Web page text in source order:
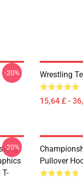
-20% Wrestling
15,64 £ -
-20%
Pullover